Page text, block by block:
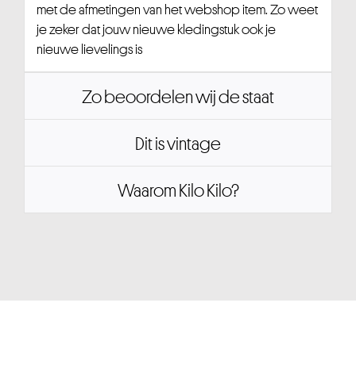
met de afmetingen van het webshop item. Zo weet
je zeker dat jouw nieuwe kledingstuk ook je
nieuwe lievelings is
Zo beoordelen wij de staat
Dit is vintage
Waarom Kilo Kilo?